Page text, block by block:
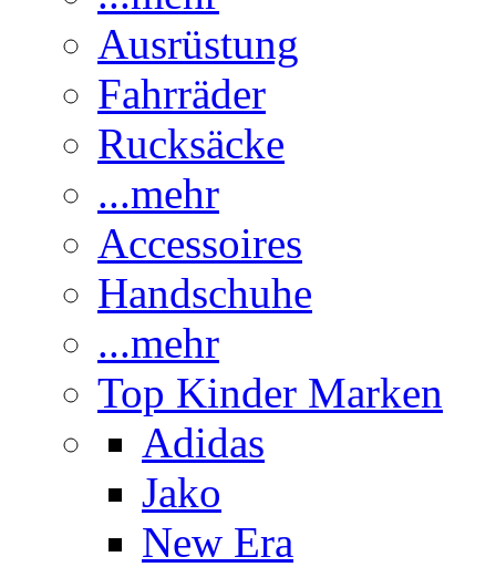
Ausrüstung
Fahrräder
Rucksäcke
...mehr
Accessoires
Handschuhe
...mehr
Top Kinder Marken
Adidas
Jako
New Era